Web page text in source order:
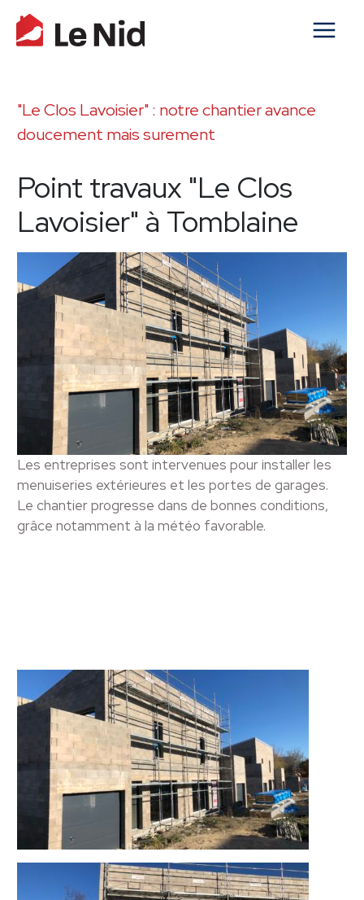
"Le Clos Lavoisier" : notre chantier avance
doucement mais surement
Point travaux "Le Clos
Lavoisier" à Tomblaine
Les entreprises sont intervenues pour installer les
menuiseries extérieures et les portes de garages.
Le chantier progresse dans de bonnes conditions,
grâce notamment à la météo favorable.